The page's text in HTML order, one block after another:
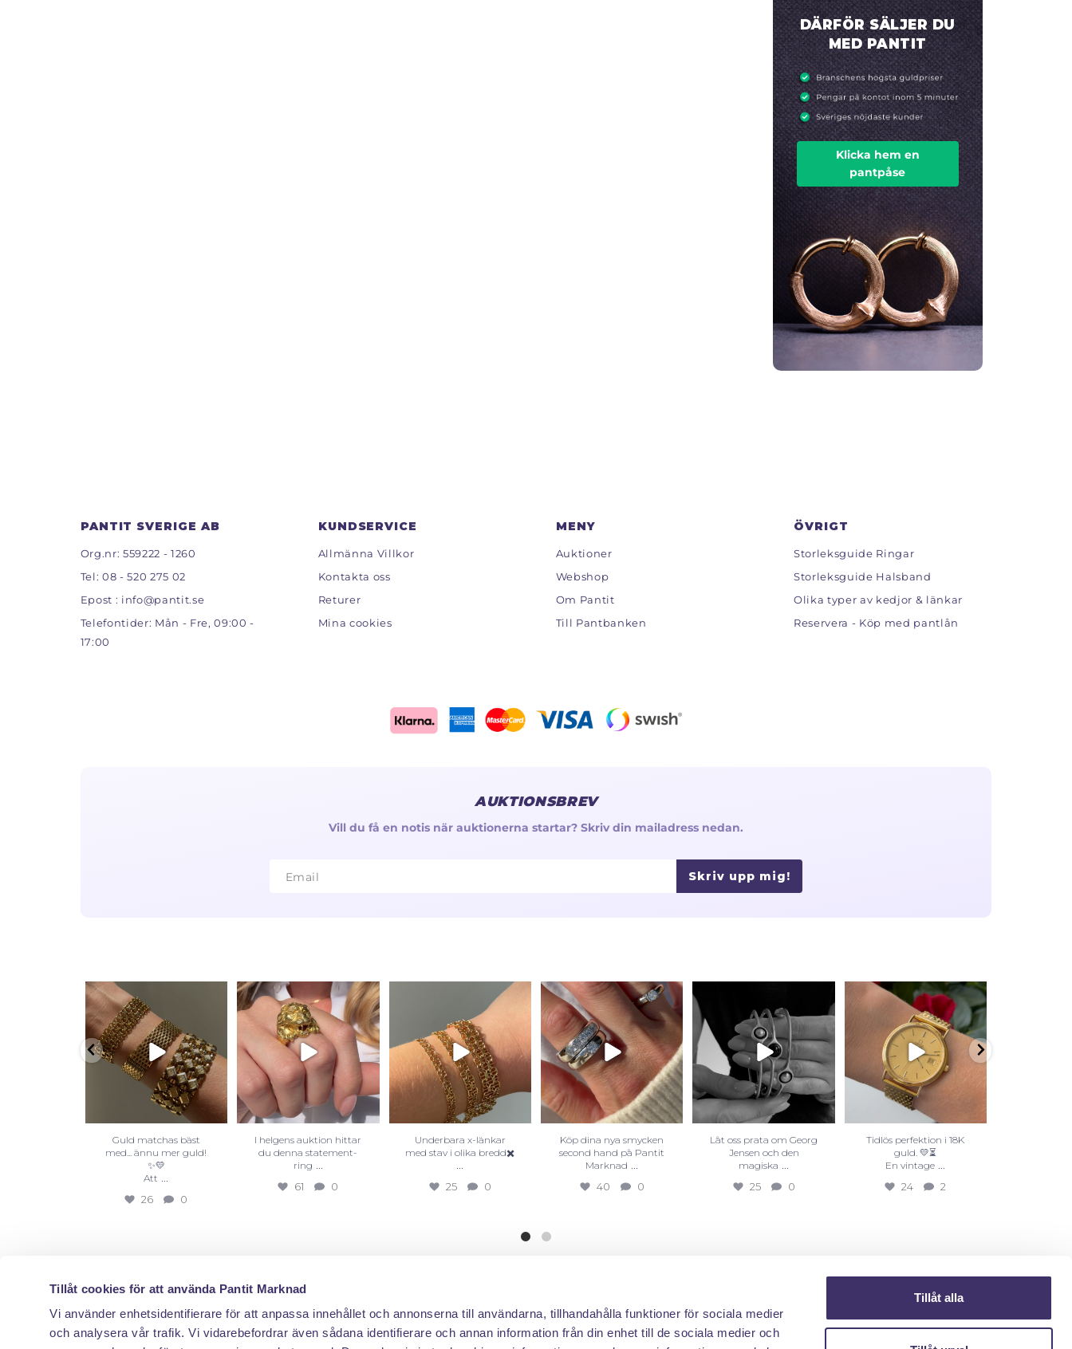
Tillåt cookies för att använda Pantit Marknad
Vi använder enhetsidentifierare för att anpassa innehållet och annonserna till användarna, tillhandahålla funktioner för sociala medier
och analysera vår trafik. Vi vidarebefordrar även sådana identifierare och annan information från din enhet till de sociala medier och
Tillåt alla
DÄRFÖR SÄLJER DU
MED PANTIT
Klicka hem en
pantpåse
PANTIT SVERIGE AB
Org.nr: 559222 - 1260
Tel:08 - 520 275 02
Epost : info@pantit.se
Telefontider: Mån - Fre, 09:00 -
17:00
KUNDSERVICE
Allmänna Villkor
Kontakta oss
Returer
Mina cookies
MENY
Auktioner
Webshop
Om Pantit
Till Pantbanken
ÖVRIGT
Storleksguide Ringar
Storleksguide Halsband
Olika typer av kedjor & länkar
Reservera - Köp med pantlån
AUKTIONSBREV
Vill du få en notis när auktionerna startar? Skriv din mailadress nedan.
Email
Email Skriv upp mig!
Guld matchas bäst
med... ännu mer guld!
✨💛
Att ...
26 0
I helgens auktion hittar
du denna statement-
ring ...
61 0
Underbara x-länkar
med stav i olika bredd✖️
...
25 0
Köp dina nya smycken
second hand på Pantit
Marknad ...
40 0
Låt oss prata om Georg
Jensen och den
magiska ...
25 0
Tidlös perfektion i 18K
guld. 💛⏳
En vintage ...
24 2